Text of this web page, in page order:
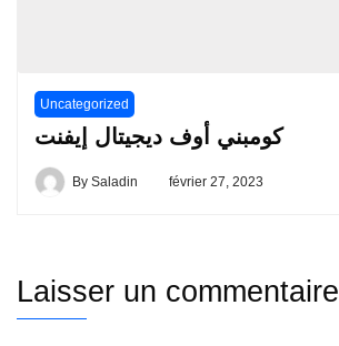
Uncategorized
كومبني أوف ديجيتال إيفنت
By Saladin février 27, 2023
Laisser un commentaire